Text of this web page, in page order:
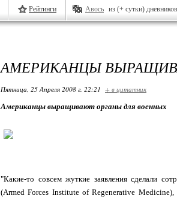
Рейтинги Авось из (+ сутки) дневников
АМЕРИКАНЦЫ
Пятница, 25 Апреля 2008 г. 22:21 + в цитатник
Американцы выращивают органы для военных
"Какие-то совсем жуткие заявления сделали
(Armed Forces Institute of Regenerative Medicine),